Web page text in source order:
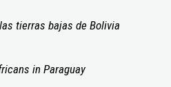
tierras bajas de Bolivia
in Paraguay